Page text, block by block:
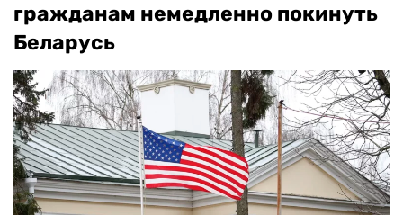
гражданам немедленно покинуть
Беларусь